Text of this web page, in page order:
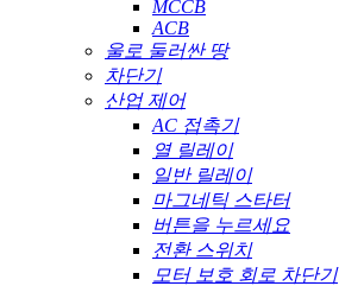
MCCB
ACB
울로 둘러싼 땅
차단기
산업 제어
AC 접촉기
열 릴레이
일반 릴레이
마그네틱 스타터
버튼을 누르세요
전환 스위치
모터 보호 회로 차단기